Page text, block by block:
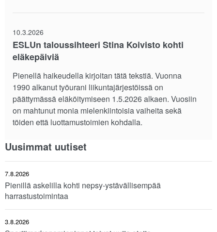
10.3.2026
ESLUn taloussihteeri Stina Koivisto kohti
eläkepäiviä
Pienellä haikeudella kirjoitan tätä tekstiä. Vuonna
1990 alkanut työurani liikuntajärjestöissä on
päättymässä eläköitymiseen 1.5.2026 alkaen. Vuosiin
on mahtunut monia mielenkiintoisia vaiheita sekä
töiden että luottamustoimien kohdalla.
Uusimmat uutiset
7.8.2026
Pienillä askelilla kohti nepsy-ystävällisempää
harrastustoimintaa
3.8.2026